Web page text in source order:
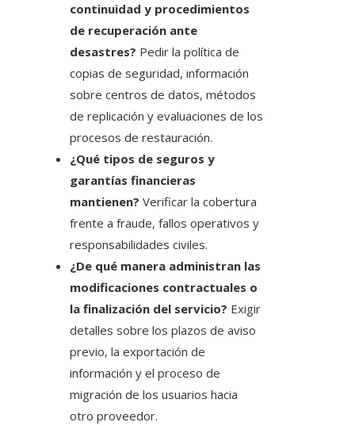
continuidad y procedimientos
de recuperación ante
desastres? Pedir la política de
copias de seguridad, información
sobre centros de datos, métodos
de replicación y evaluaciones de los
procesos de restauración.
¿Qué tipos de seguros y
garantías financieras
mantienen? Verificar la cobertura
frente a fraude, fallos operativos y
responsabilidades civiles.
¿De qué manera administran las
modificaciones contractuales o
la finalización del servicio? Exigir
detalles sobre los plazos de aviso
previo, la exportación de
información y el proceso de
migración de los usuarios hacia
otro proveedor.